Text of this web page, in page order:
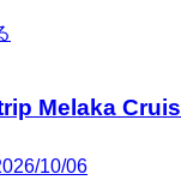
Melaka
10/06